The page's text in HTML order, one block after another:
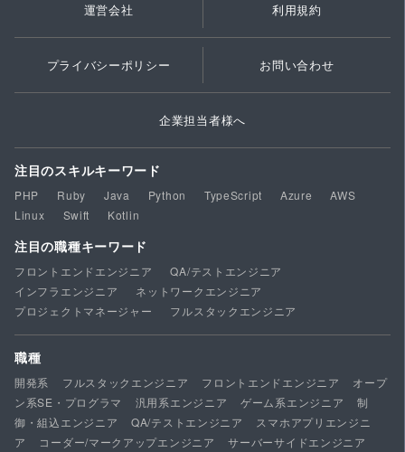
運営会社 利用規約
プライバシーポリシー お問い合わせ
企業担当者様へ
注目のスキルキーワード
PHP Ruby Java Python TypeScript Azure
AWS
Linux
Swift Kotlin
注目の職種キーワード
フロントエンドエンジニア
QA/テストエンジニア
インフラエンジニア
ネットワークエンジニア
プロジェクトマネージャー
フルスタックエンジニア
職種
開発系 フルスタックエンジニア フロントエンドエンジニア
オープ
ン系SE・プログラマ
汎用系エンジニア ゲーム系エンジニア
制
御・組込エンジニア
QA/テストエンジニア
スマホアプリエンジニ
ア
コーダー/マークアップエンジニア
サーバーサイドエンジニア